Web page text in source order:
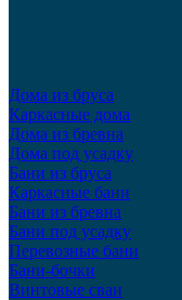
Дома из бруса
Каркасные дома
Дома из бревна
Дома под усадку
Бани из бруса
Каркасные бани
Бани из бревна
Бани под усадку
Перевозные бани
Бани-бочки
Винтовые сваи